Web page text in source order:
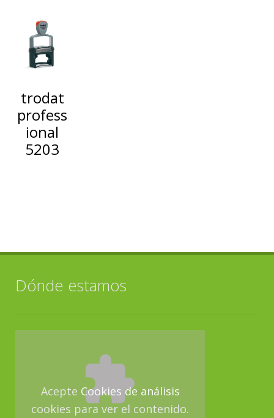
trodat
profess
ional
5203
Dónde estamos
Acepte Cookies de análisis
cookies para ver el contenido.